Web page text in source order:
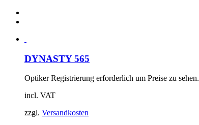
DYNASTY 565
Optiker Registrierung erforderlich um Preise zu sehen.
incl. VAT
zzgl. Versandkosten